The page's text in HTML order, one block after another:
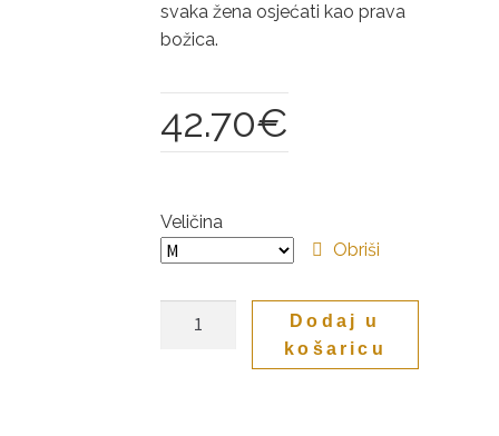
svaka žena osjećati kao prava
božica.
42.70€
Veličina
Obriši
Dodaj u
košaricu